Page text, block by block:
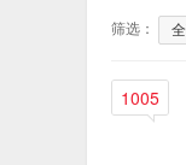
筛选：
1005